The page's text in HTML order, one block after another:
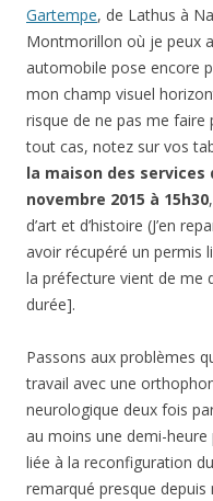
Gartempe, de Lathus à
Montmorillon où je peux
automobile pose encore
mon champ visuel
risque de ne pas me faire
tout cas, notez sur vos
la maison des
novembre 2015 à 15h30
d’art et d’histoire (J’en
avoir récupéré un permis
la préfecture vient de me
durée].
Passons aux problèmes
travail avec une
neurologique deux fois
au moins une demi-
liée à la reconfiguration
remarqué presque